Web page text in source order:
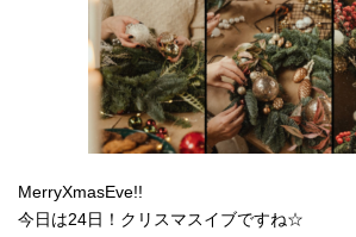
MerryXmasEve!!
今日は24日！クリスマスイブですね☆